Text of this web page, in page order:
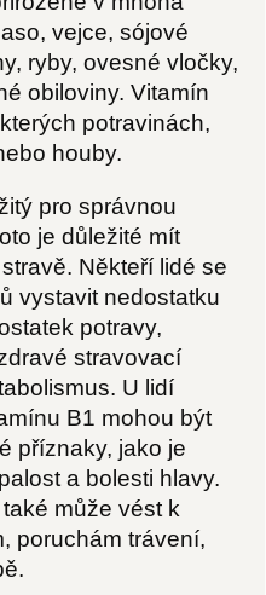
vejce, sójové
ryby, ovesné vločky,
obiloviny. Vitamín
potravinách,
houby.
pro správnou
je důležité mít
Někteří lidé se
vystavit nedostatku
potravy,
stravovací
U lidí
B1 mohou být
příznaky, jako je
a bolesti hlavy.
může vést k
poruchám trávení,